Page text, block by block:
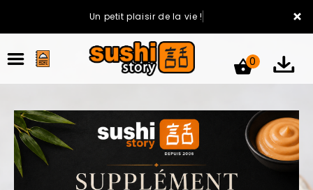
×
Un petit plaisir de la vie !
0